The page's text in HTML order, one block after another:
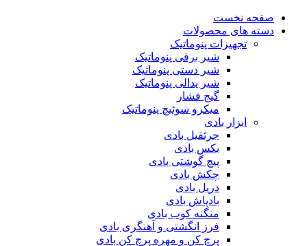
صفحه نخست
دسته های محصولات
تجهیزات پنوماتیک
شیر برقی پنوماتیک
شیر دستی پنوماتیک
شیر پدالی پنوماتیک
گیج فشار
میکرو سوئیچ پنوماتیک
ابزار بادی
جرثقیل بادی
بکس بادی
پیچ گوشتی بادی
چکش بادی
دریل بادی
بادپاش بادی
منگنه کوب بادی
فرز انگشتی و آهنگری بادی
پرچ کن و مهره پرچ کن بادی